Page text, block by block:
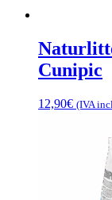
Cunipic
12,90€ (IVA